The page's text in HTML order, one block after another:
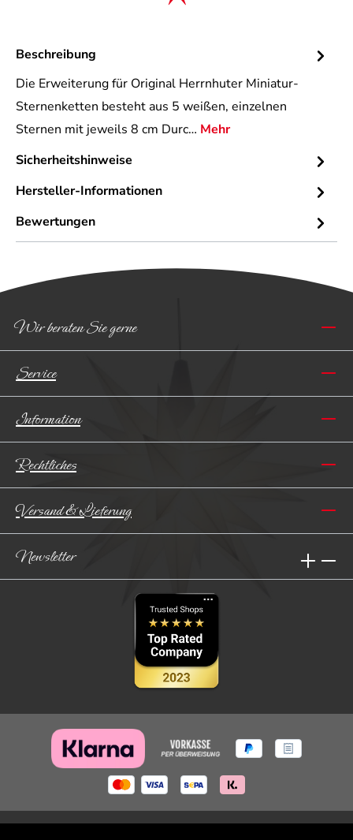
Beschreibung
Die Erweiterung für Original Herrnhuter Miniatur-
Sternenketten besteht aus 5 weißen, einzelnen
Sternen mit jeweils 8 cm Durc… Mehr
Sicherheitshinweise
Hersteller-Informationen
Bewertungen
Wir beraten Sie gerne
Service
Information
Rechtliches
Versand & Lieferung
Newsletter